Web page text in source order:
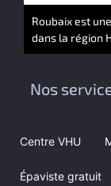
Nos
Centre VHU
Épaviste gratuit
Roubaix est
dans la région